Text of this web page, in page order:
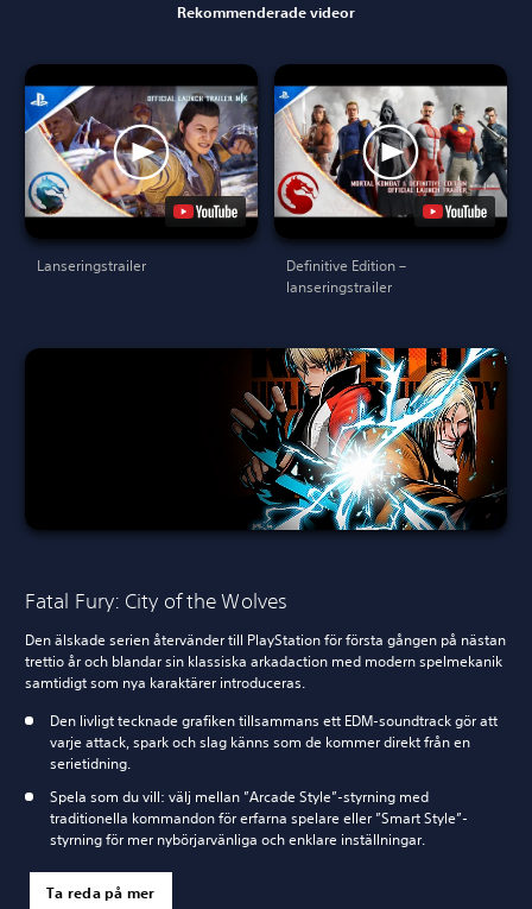
Rekommenderade videor
Lanseringstrailer
Definitive Edition –
lanseringstrailer
Fatal Fury: City of the Wolves
Den älskade serien återvänder till PlayStation för första gången på nästan
trettio år och blandar sin klassiska arkadaction med modern spelmekanik
samtidigt som nya karaktärer introduceras.
Den livligt tecknade grafiken tillsammans ett EDM-soundtrack gör att
varje attack, spark och slag känns som de kommer direkt från en
serietidning.
Spela som du vill: välj mellan ”Arcade Style”-styrning med
traditionella kommandon för erfarna spelare eller ”Smart Style”-
styrning för mer nybörjarvänliga och enklare inställningar.
Ta reda på mer